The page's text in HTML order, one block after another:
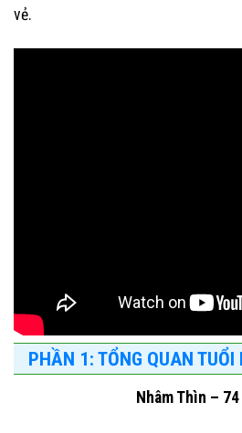
vẻ.
PHẦN 1: TỔNG QUAN
Nhâm Thìn –